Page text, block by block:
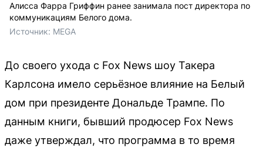
Алисса Фарра Гриффин ранее занимала пост директора по
коммуникациям Белого дома.
Источник: MEGA
До своего ухода с Fox News шоу Такера
Карлсона имело серьёзное влияние на Белый
дом при президенте Дональде Трампе. По
данным книги, бывший продюсер Fox News
даже утверждал, что программа в то время